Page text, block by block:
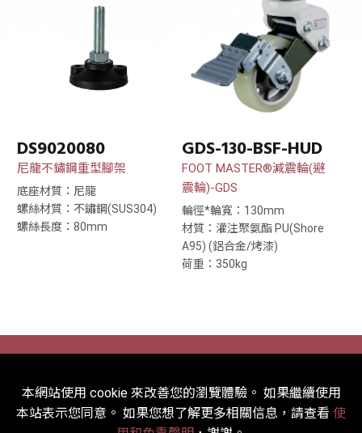
DS9020080
尼龍不鏽鋼重型腳架
底座材質：尼龍
螺絲材質：不鏽鋼(SUS304)
螺絲長度：80mm
GDS-130-BSF-HUD
FOOT MASTER®減震輪(避
震輪)-GDS
輪徑*輪寬：130mm
材質：灌注聚氨酯 PU(Shore
A95) (鋁合金/烤漆)
荷重：350kg
2022 © 鎬億企業有限公司 版權所有.
Designedby Lets MediaEZB2B
本網站使用 cookie 來改善您的瀏覽體驗。 如果繼續使用
本站表示您同意。 如果您想了解更多相關信息，請查看 使